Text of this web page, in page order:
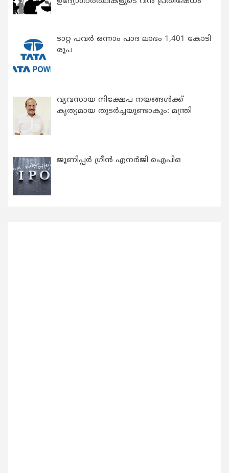
ടാറ്റ പവർ ഒന്നാം പാദ ലാഭം 1,401 കോടി
രൂപ
വ്യവസായ നിക്ഷേപ നയങ്ങള്‍ക്ക്
കൃത്യമായ തുടര്‍ച്ചയുണ്ടാകും: മന്ത്രി
ജൂണിപ്പർ ഗ്രീൻ എനർജി ഐപിഒ